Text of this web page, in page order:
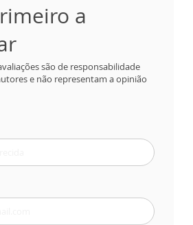
a
são de responsabilidade
e não representam a opinião